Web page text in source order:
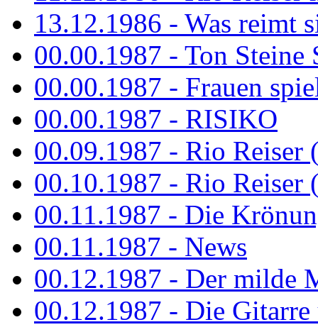
13.12.1986 - Was reimt
00.00.1987 - Ton Steine
00.00.1987 - Frauen
00.00.1987 - RISIKO
00.09.1987 - Rio Reiser
00.10.1987 - Rio Reiser
00.11.1987 - Die
00.11.1987 - News
00.12.1987 - Der milde
00.12.1987 - Die Gitarre